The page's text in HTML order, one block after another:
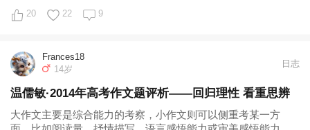
的，不同阶段会有不同的学习形式...
20 22 9
Frances18
14岁
日志
温儒敏·2014年高考作文题评析——回归理性 看重思辨
大作文主要是综合能力的考察，小作文则可以侧重考某一方